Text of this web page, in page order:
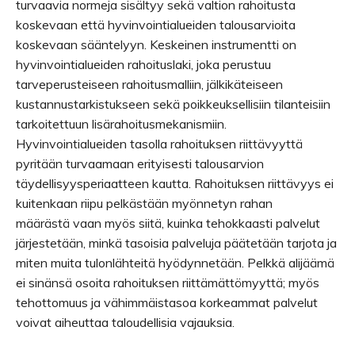
turvaavia normeja sisältyy sekä valtion rahoitusta
koskevaan että hyvinvointialueiden talousarvioita
koskevaan sääntelyyn. Keskeinen instrumentti on
hyvinvointialueiden rahoituslaki, joka perustuu
tarveperusteiseen rahoitusmalliin, jälkikäteiseen
kustannustarkistukseen sekä poikkeuksellisiin tilanteisiin
tarkoitettuun lisärahoitusmekanismiin.
Hyvinvointialueiden tasolla rahoituksen riittävyyttä
pyritään turvaamaan erityisesti talousarvion
täydellisyysperiaatteen kautta. Rahoituksen riittävyys ei
kuitenkaan riipu pelkästään myönnetyn rahan
määrästä vaan myös siitä, kuinka tehokkaasti palvelut
järjestetään, minkä tasoisia palveluja päätetään tarjota ja
miten muita tulonlähteitä hyödynnetään. Pelkkä alijäämä
ei sinänsä osoita rahoituksen riittämättömyyttä; myös
tehottomuus ja vähimmäistasoa korkeammat palvelut
voivat aiheuttaa taloudellisia vajauksia.